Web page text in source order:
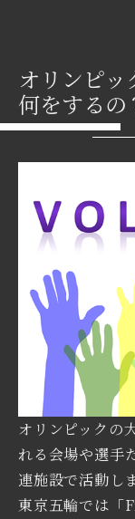
オリンピ
何をするの
オリンピックの
れる会場や選手
連施設で活動しま
東京五輪では「